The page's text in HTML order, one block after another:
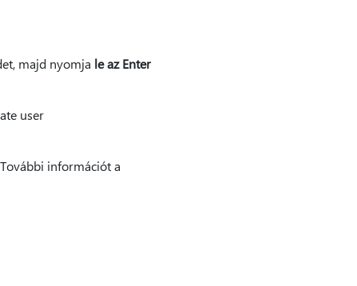
majd nyomja le az Enter
user
információt a